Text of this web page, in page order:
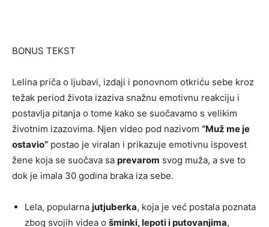
BONUS TEKST
Lelina priča o ljubavi, izdaji i ponovnom otkriću sebe kroz
težak period života izaziva snažnu emotivnu reakciju i
postavlja pitanja o tome kako se suočavamo s velikim
životnim izazovima. Njen video pod nazivom “Muž me je
ostavio” postao je viralan i prikazuje emotivnu ispovest
žene koja se suočava sa prevarom svog muža, a sve to
dok je imala 30 godina braka iza sebe.
Lela, popularna jutjuberka, koja je već postala poznata
zbog svojih videa o šminki, lepoti i putovanjima,